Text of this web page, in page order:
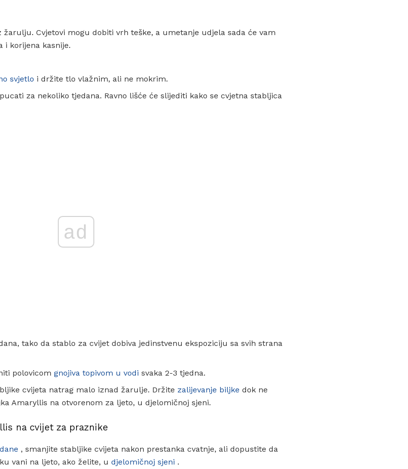
Cvjetovi mogu dobiti vrh teške, a umetanje udjela sada će vam
i korijena kasnije.
svjetlo i držite tlo vlažnim, ali ne mokrim.
za nekoliko tjedana. Ravno lišće će slijediti kako se cvjetna stabljica
ad
tako da stablo za cvijet dobiva jedinstvenu ekspoziciju sa svih strana
polovicom gnojiva topivom u vodi svaka 2-3 tjedna.
cvijeta natrag malo iznad žarulje. Držite zalijevanje biljke dok ne
Amaryllis na otvorenom za ljeto, u djelomičnoj sjeni.
na cvijet za praznike
, smanjite stabljike cvijeta nakon prestanka cvatnje, ali dopustite da
vani na ljeto, ako želite, u djelomičnoj sjeni .